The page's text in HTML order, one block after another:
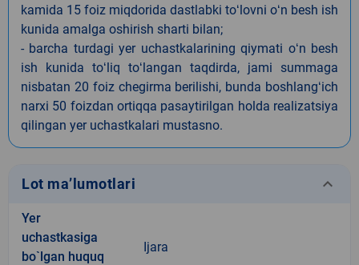
kamida 15 foiz miqdorida dastlabki toʻlovni oʻn besh ish
kunida amalga oshirish sharti bilan;
- barcha turdagi yer uchastkalarining qiymati oʻn besh
ish kunida toʻliq toʻlangan taqdirda, jami summaga
nisbatan 20 foiz chegirma berilishi, bunda boshlangʻich
narxi 50 foizdan ortiqqa pasaytirilgan holda realizatsiya
qilingan yer uchastkalari mustasno.
Lot ma’lumotlari keyboard_arrow_down
Yer
uchastkasiga
bo`lgan huquq
Ijara